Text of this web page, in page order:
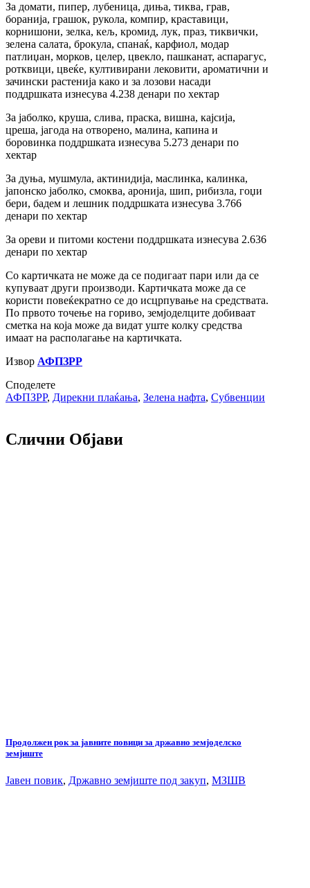
За домати, пипер, лубеница, диња, тиква, грав,
боранија, грашок, рукола, компир, краставици,
корнишони, зелка, кељ, кромид, лук, праз, тиквички,
зелена салата, брокула, спанаќ, карфиол, модар
патлиџан, морков, целер, цвекло, пашканат, аспарагус,
ротквици, цвеќе, култивирани лековити, ароматични и
зачински растенија како и за лозови насади
поддршката изнесува 4.238 денари по хектар
За јаболко, круша, слива, праска, вишна, кајсија,
цреша, јагода на отворено, малина, капина и
боровинка поддршката изнесува 5.273 денари по
хектар
За дуња, мушмула, актинидија, маслинка, калинка,
јапонско јаболко, смоква, аронија, шип, рибизла, гоџи
бери, бадем и лешник поддршката изнесува 3.766
денари по хектар
За ореви и питоми костени поддршката изнесува 2.636
денари по хектар
Со картичката не може да се подигаат пари или да се
купуваат други производи. Картичката може да се
користи повеќекратно се до исцрпување на средствата.
По првото точење на гориво, земјоделците добиваат
сметка на која може да видат уште колку средства
имаат на располагање на картичката.
Извор АФПЗРР
Споделете
АФПЗРР, Дирекни плаќања, Зелена нафта, Субвенции
Слични Објави
Продолжен рок за јавните повици за државно земјоделско
земјиште
Јавен повик, Државно земјиште под закуп, МЗШВ